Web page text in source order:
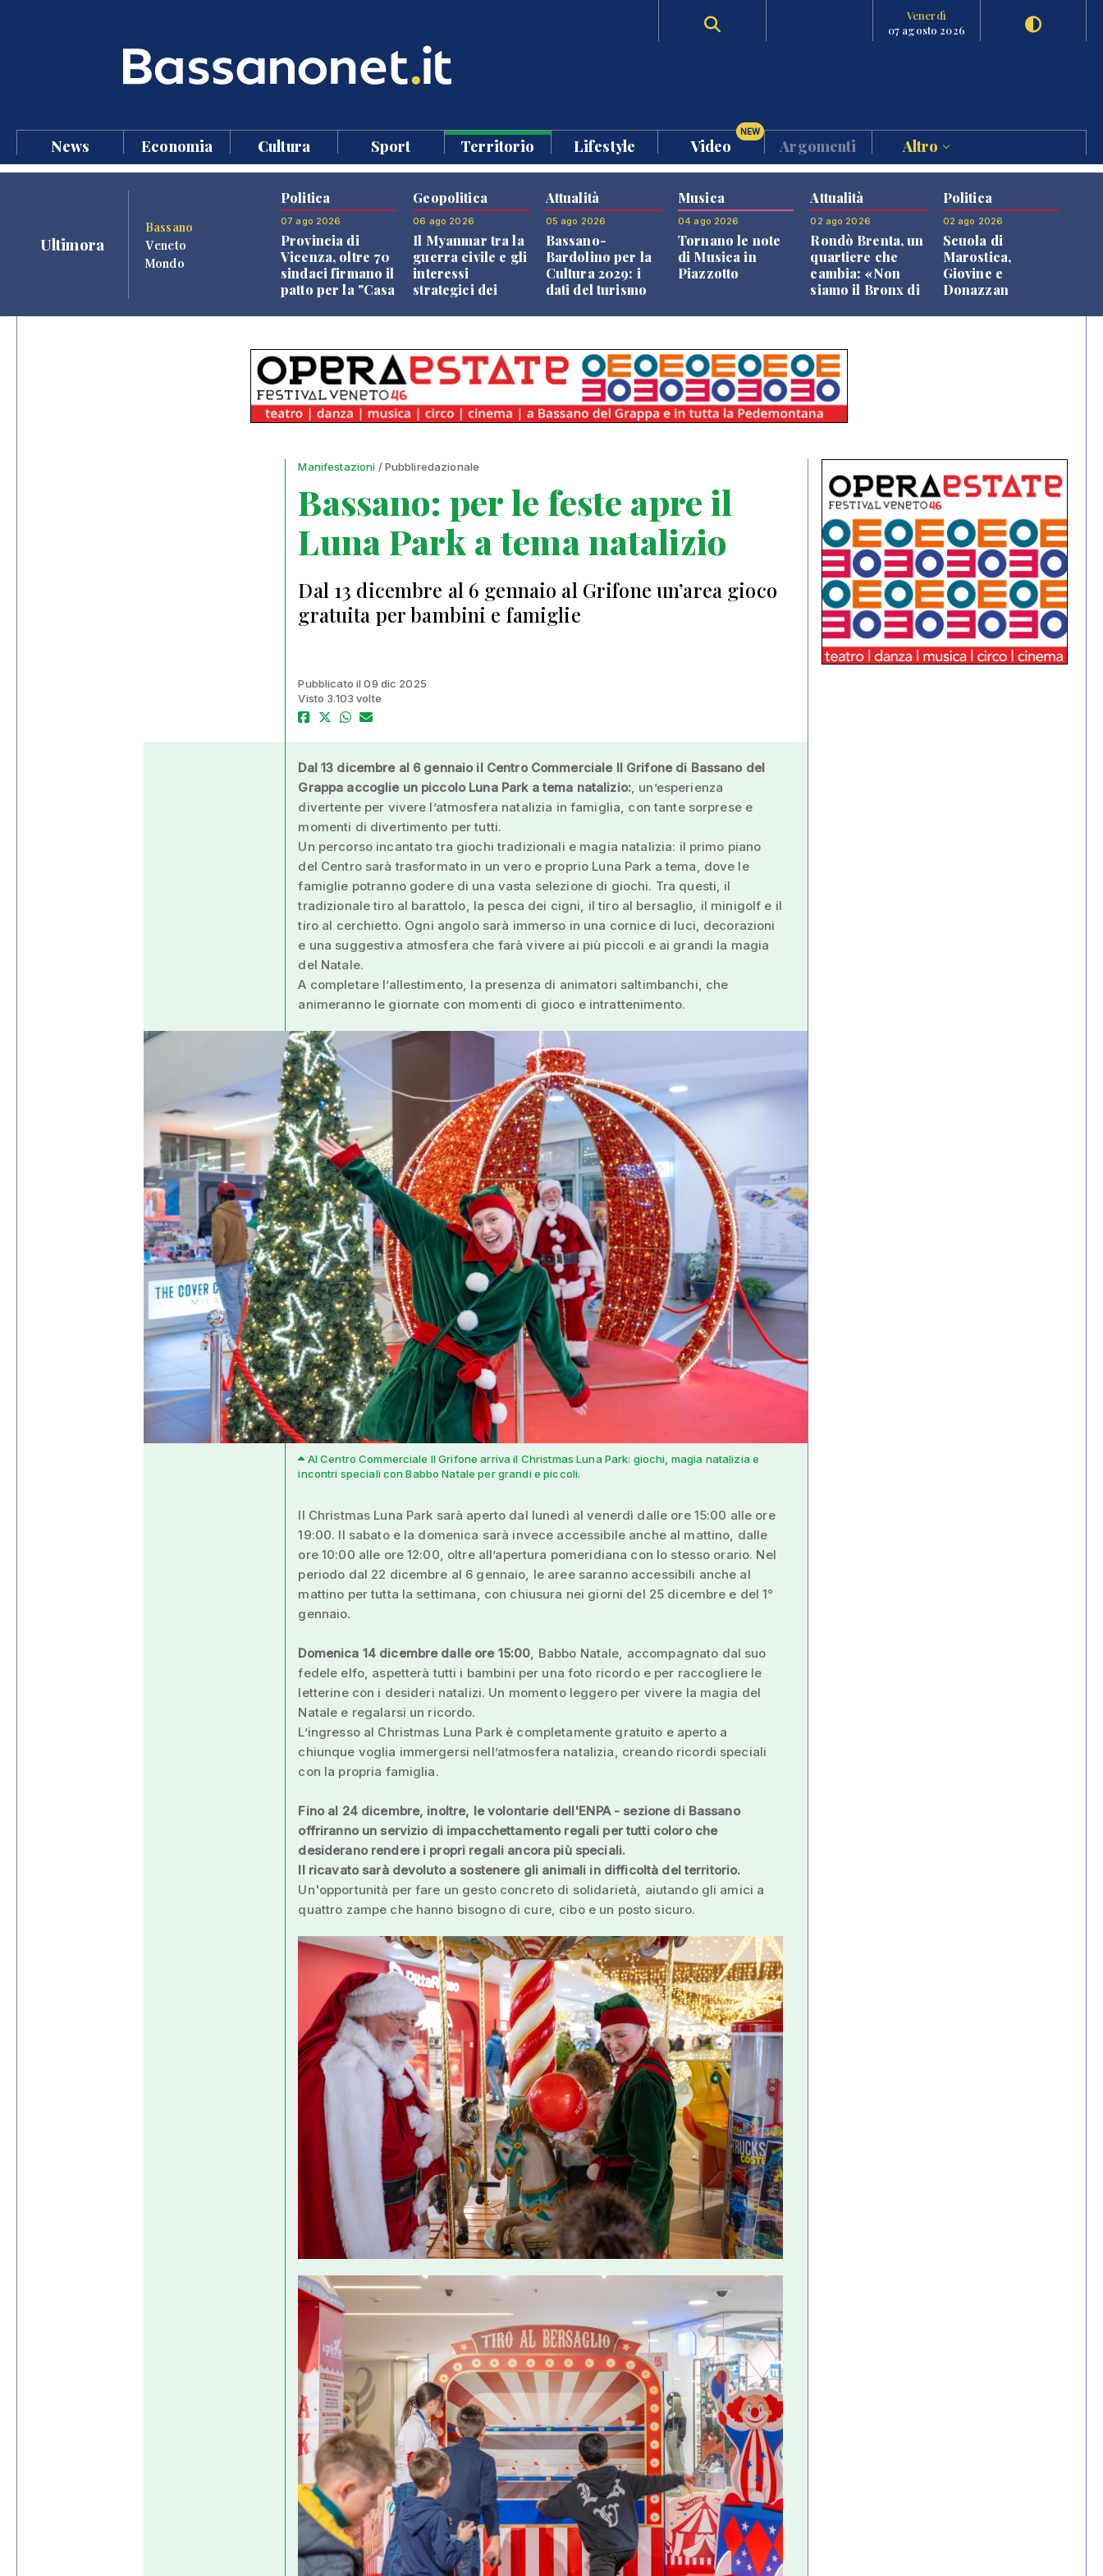
Venerdì
07 agosto 2026
News Economia Cultura Sport Territorio Lifestyle Video
NEW
Argomenti Altro
Ultimora
Bassano
Veneto
Mondo
Politica
07 ago 2026
Provincia di
Vicenza, oltre 70
sindaci firmano il
patto per la "Casa
Geopolitica
06 ago 2026
Il Myanmar tra la
guerra civile e gli
interessi
strategici dei
Attualità
05 ago 2026
Bassano-
Bardolino per la
Cultura 2029: i
dati del turismo
Musica
04 ago 2026
Tornano le note
di Musica in
Piazzotto
Attualità
02 ago 2026
Rondò Brenta, un
quartiere che
cambia: «Non
siamo il Bronx di
Politica
02 ago 2026
Scuola di
Marostica,
Giovine e
Donazzan
Manifestazioni / Pubbliredazionale
Bassano: per le feste apre il
Luna Park a tema natalizio
Dal 13 dicembre al 6 gennaio al Grifone un’area gioco
gratuita per bambini e famiglie
Pubblicato il 09 dic 2025
Visto 3.103 volte
Dal 13 dicembre al 6 gennaio il Centro Commerciale Il Grifone di Bassano del
Grappa accoglie un piccolo Luna Park a tema natalizio:, un’esperienza
divertente per vivere l’atmosfera natalizia in famiglia, con tante sorprese e
momenti di divertimento per tutti.
Un percorso incantato tra giochi tradizionali e magia natalizia: il primo piano
del Centro sarà trasformato in un vero e proprio Luna Park a tema, dove le
famiglie potranno godere di una vasta selezione di giochi. Tra questi, il
tradizionale tiro al barattolo, la pesca dei cigni, il tiro al bersaglio, il minigolf e il
tiro al cerchietto. Ogni angolo sarà immerso in una cornice di luci, decorazioni
e una suggestiva atmosfera che farà vivere ai più piccoli e ai grandi la magia
del Natale.
A completare l’allestimento, la presenza di animatori saltimbanchi, che
animeranno le giornate con momenti di gioco e intrattenimento.
Al Centro Commerciale Il Grifone arriva il Christmas Luna Park: giochi, magia natalizia e
incontri speciali con Babbo Natale per grandi e piccoli.
Il Christmas Luna Park sarà aperto dal lunedì al venerdì dalle ore 15:00 alle ore
19:00. Il sabato e la domenica sarà invece accessibile anche al mattino, dalle
ore 10:00 alle ore 12:00, oltre all’apertura pomeridiana con lo stesso orario. Nel
periodo dal 22 dicembre al 6 gennaio, le aree saranno accessibili anche al
mattino per tutta la settimana, con chiusura nei giorni del 25 dicembre e del 1°
gennaio.
Domenica 14 dicembre dalle ore 15:00 , Babbo Natale, accompagnato dal suo
fedele elfo, aspetterà tutti i bambini per una foto ricordo e per raccogliere le
letterine con i desideri natalizi. Un momento leggero per vivere la magia del
Natale e regalarsi un ricordo.
L’ingresso al Christmas Luna Park è completamente gratuito e aperto a
chiunque voglia immergersi nell’atmosfera natalizia, creando ricordi speciali
con la propria famiglia.
Fino al 24 dicembre, inoltre, le volontarie dell'ENPA - sezione di Bassano
offriranno un servizio di impacchettamento regali per tutti coloro che
desiderano rendere i propri regali ancora più speciali.
Il ricavato sarà devoluto a sostenere gli animali in difficoltà del territorio.
Un'opportunità per fare un gesto concreto di solidarietà, aiutando gli amici a
quattro zampe che hanno bisogno di cure, cibo e un posto sicuro.